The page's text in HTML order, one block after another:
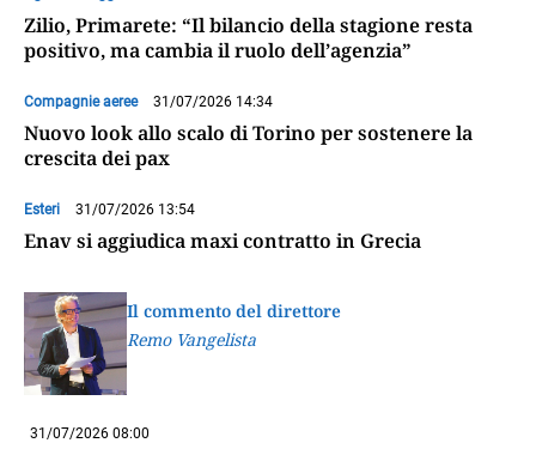
Zilio, Primarete: “Il bilancio della stagione resta
positivo, ma cambia il ruolo dell’agenzia”
Compagnie aeree 31/07/2026 14:34
Nuovo look allo scalo di Torino per sostenere la
crescita dei pax
Esteri 31/07/2026 13:54
Enav si aggiudica maxi contratto in Grecia
Il commento del direttore
Remo Vangelista
31/07/2026 08:00